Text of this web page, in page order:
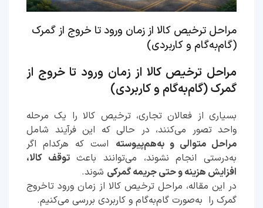
مراحل ترخیص کالا از زمان ورود تا خروج از گمرک
(گام‌به‌گام و کاربردی)
مراحل ترخیص کالا از زمان ورود تا خروج از
گمرک (گام‌به‌گام و کاربردی)
بسیاری از فعالان تجاری، ترخیص کالا را یک مرحله
واحد تصور می‌کنند، در حالی که این فرآیند شامل
مراحل متوالی و به‌هم‌پیوسته است که هرکدام اگر
به‌درستی انجام نشوند، می‌توانند باعثتوقف کالا،
افزایش هزینه و حتی جریمه گمرکی شوند.
در این مقاله، مراحل ترخیص کالا از زمان ورود تاخروج
گمرک را به‌صورت گام‌به‌گام و کاربردی بررسی می‌کنیم.